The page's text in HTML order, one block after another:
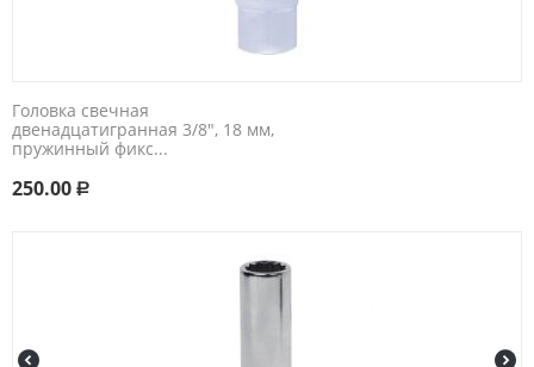
Головка свечная
двенадцатигранная 3/8", 18 мм,
пружинный фикс...
250.00 Р